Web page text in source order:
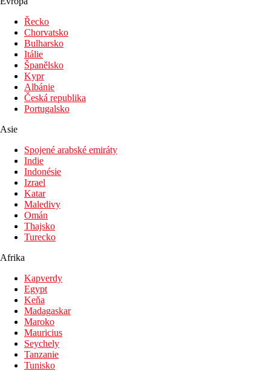
Řecko
Chorvatsko
Bulharsko
Itálie
Španělsko
Kypr
Albánie
Česká republika
Portugalsko
Asie
Spojené arabské emiráty
Indie
Indonésie
Izrael
Katar
Maledivy
Omán
Thajsko
Turecko
Afrika
Kapverdy
Egypt
Keňa
Madagaskar
Maroko
Mauricius
Seychely
Tanzanie
Tunisko